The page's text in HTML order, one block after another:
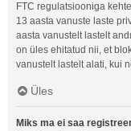
FTC regulatsiooniga
13 aasta vanuste laste
aasta vanustelt lastelt
on üles ehitatud nii, et
vanustelt lastelt alati, kui
Üles
Miks ma ei saa